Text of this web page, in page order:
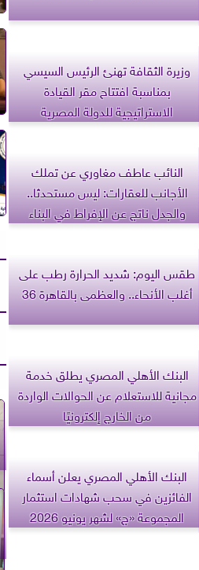
وزيرة الثقافة تهنئ الرئيس السيسي
بمناسبة افتتاح مقر القيادة
الاستراتيجية للدولة المصرية
النائب عاطف مغاوري عن تملك
الأجانب للعقارات: ليس مستحدثا..
والجدل ناتج عن الإفراط في البناء
طقس اليوم: شديد الحرارة رطب على
أغلب الأنحاء.. والعظمى بالقاهرة 36
البنك الأهلي المصري يطلق خدمة
مجانية للاستعلام عن الحوالات الواردة
من الخارج إلكترونيًا
البنك الأهلي المصري يعلن أسماء
الفائزين في سحب شهادات استثمار
المجموعة «ج» لشهر يونيو 2026